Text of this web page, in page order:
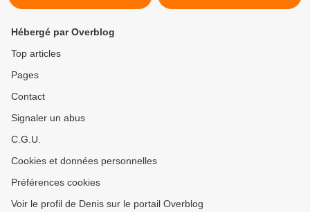
Hébergé par Overblog
Top articles
Pages
Contact
Signaler un abus
C.G.U.
Cookies et données personnelles
Préférences cookies
Voir le profil de Denis sur le portail Overblog